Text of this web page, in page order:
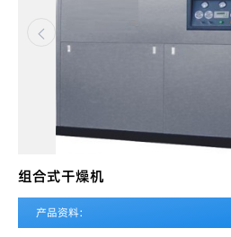
组合式干燥机
产品资料: